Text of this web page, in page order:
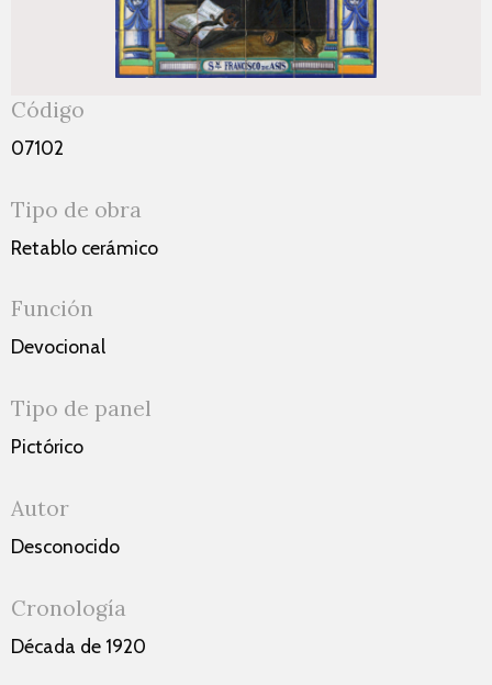
Código
07102
Tipo de obra
Retablo cerámico
Función
Devocional
Tipo de panel
Pictórico
Autor
Desconocido
Cronología
Década de 1920